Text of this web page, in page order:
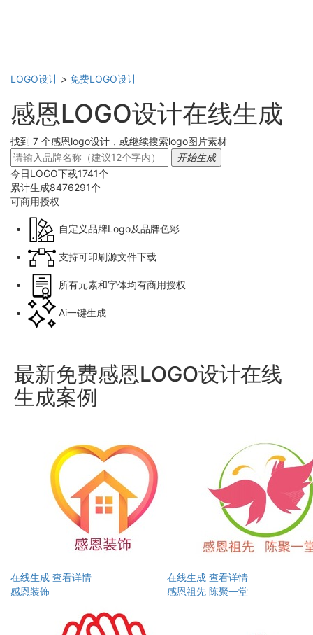
LOGO设计 > 免费LOGO设计
感恩LOGO设计在线生成
找到 7 个感恩logo设计，或继续搜索logo图片素材
开始生成
今日LOGO下载1741个
累计生成8476291个
可商用授权
自定义品牌Logo及品牌色彩
支持可印刷源文件下载
所有元素和字体均有商用授权
Ai一键生成
最新免费感恩LOGO设计在线
生成案例
在线生成 查看详情
感恩装饰
在线生成 查看详情
感恩祖先 陈聚一堂